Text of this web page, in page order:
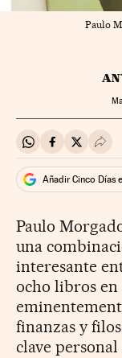
Paulo
Compartir en
Compartir
Añadir Cinco Días
Paulo
una
interesante
ocho libros en
finanzas y
clave